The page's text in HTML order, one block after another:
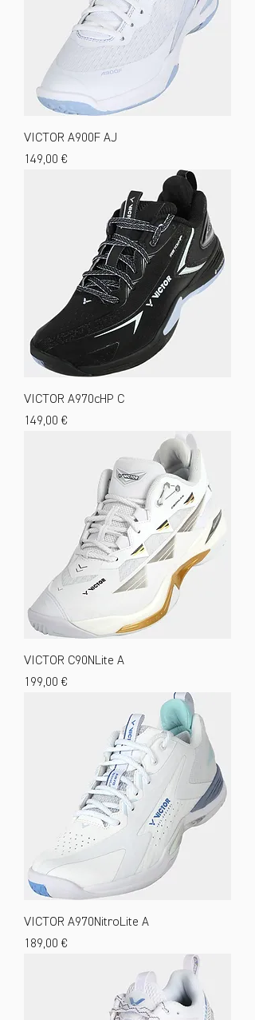
VICTOR A900F AJ
Preis
149,00 €
VICTOR A970cHP C
Preis
149,00 €
VICTOR C90NLite A
Preis
199,00 €
VICTOR A970NitroLite A
Preis
189,00 €